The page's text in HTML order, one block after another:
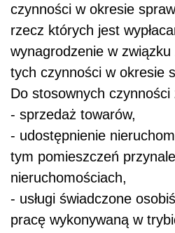
czynności w okresie
rzecz których jest
wynagrodzenie w
tych czynności w okresie
Do stosownych czynności
- sprzedaż towarów,
- udostępnienie
tym pomieszczeń
nieruchomościach,
- usługi świadczone
pracę wykonywaną w